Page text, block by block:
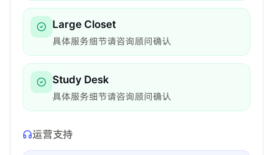
Large Closet
具体服务细节请咨询顾问确认
Study Desk
具体服务细节请咨询顾问确认
运营支持